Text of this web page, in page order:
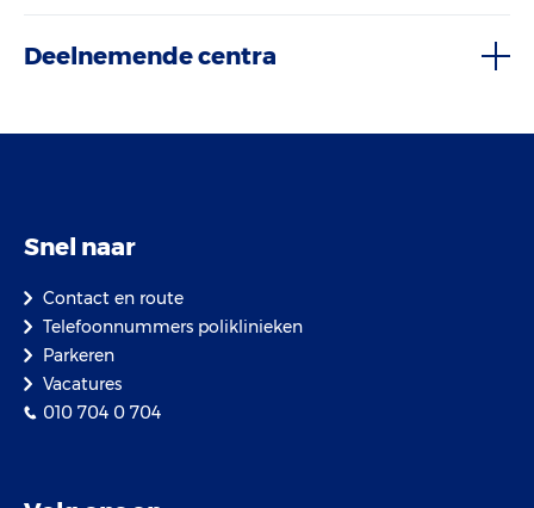
Deelnemende centra
Snel naar
Contact en route
Telefoonnummers poliklinieken
Parkeren
Vacatures
010 704 0 704